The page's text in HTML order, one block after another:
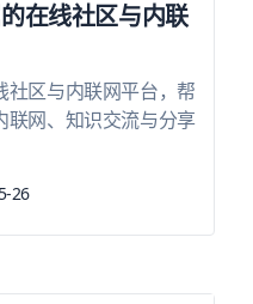
在线社区与内联
社区与内联网平台，帮
联网、知识交流与分享
26